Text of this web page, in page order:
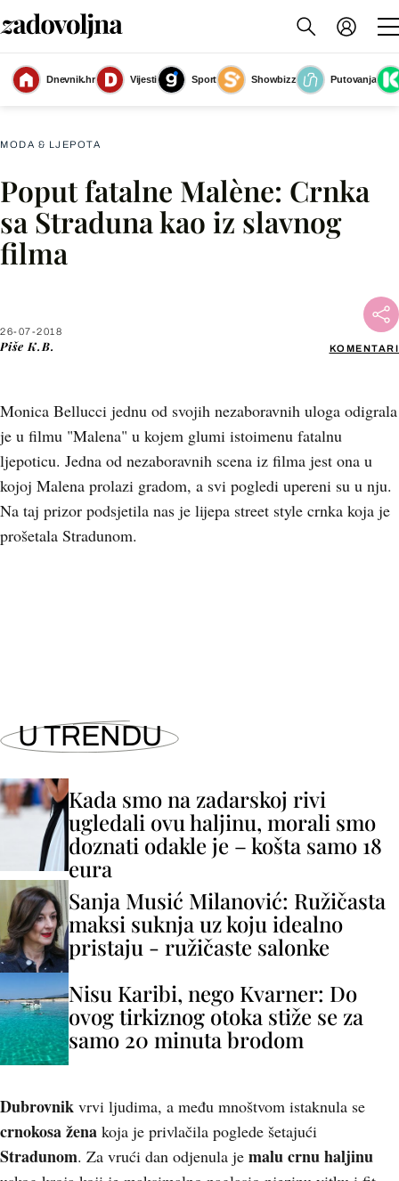
Dnevnik.hr Vijesti Sport Showbizz
Putovanja
Monica Bellucci u filmu 'Malena'(Foto: Profimedia)
MODA & LJEPOTA
Poput fatalne Malène: Crnka
sa Straduna kao iz slavnog
filma
26-07-2018
Piše K.B. KOMENTARI
Monica Bellucci jednu od svojih nezaboravnih uloga odigrala
je u filmu "Malena" u kojem glumi istoimenu fatalnu
ljepoticu. Jedna od nezaboravnih scena iz filma jest ona u
kojoj Malena prolazi gradom, a svi pogledi upereni su u nju.
Na taj prizor podsjetila nas je lijepa street style crnka koja je
prošetala Stradunom.
Facebook
U TRENDU
Kada smo na zadarskoj rivi
ugledali ovu haljinu, morali smo
doznati odakle je – košta samo 18
eura
Sanja Musić Milanović: Ružičasta
maksi suknja uz koju idealno
pristaju - ružičaste salonke
Nisu Karibi, nego Kvarner: Do
ovog tirkiznog otoka stiže se za
samo 20 minuta brodom
Dubrovnik vrvi ljudima, a među mnoštvom istaknula se
crnokosa žena koja je privlačila poglede šetajući
Stradunom. Za vrući dan odjenula je malu crnu haljinu